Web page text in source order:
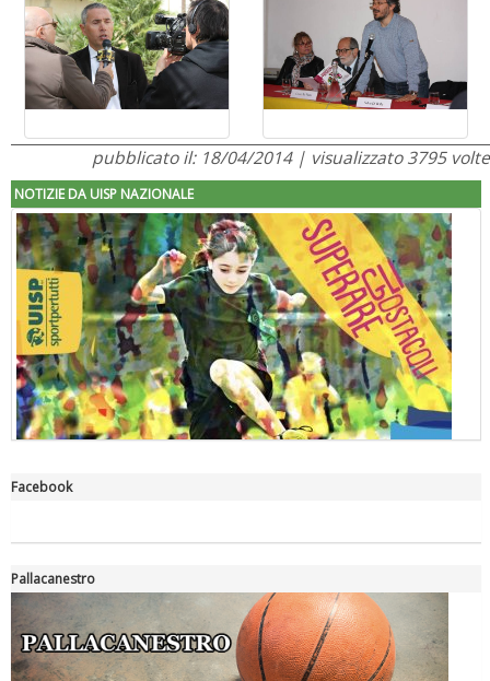
pubblicato il: 18/04/2014 | visualizzato 3795 volte
NOTIZIE DA UISP NAZIONALE
"Superare gli ostacoli": la relazione di Tiziano Pesce al CN Uisp
Facebook
Pallacanestro